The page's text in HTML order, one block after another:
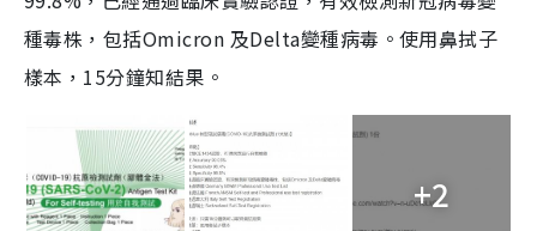
種毒株，包括Omicron 及Delta變種病毒。使用鼻拭子
樣本，15分鐘知結果。
+2